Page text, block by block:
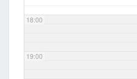
18:00
19:00